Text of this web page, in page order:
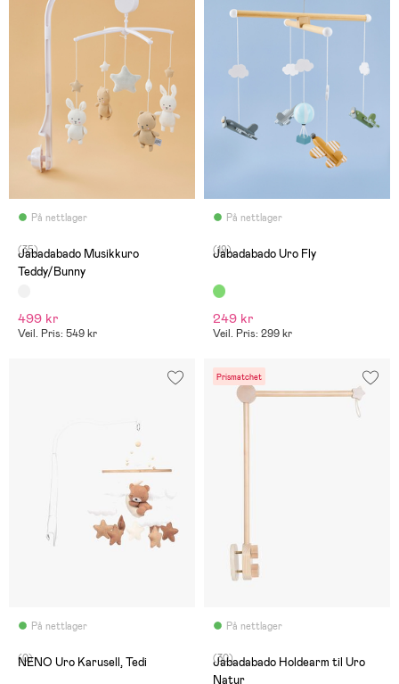
På nettlager
(35)
Jabadabado Musikkuro
Teddy/Bunny
499 kr
Veil. Pris: 549 kr
På nettlager
(19)
Jabadabado Uro Fly
249 kr
Veil. Pris: 299 kr
På nettlager
(0)
NENO Uro Karusell, Tedi
Prismatchet
På nettlager
(30)
Jabadabado Holdearm til Uro
Natur